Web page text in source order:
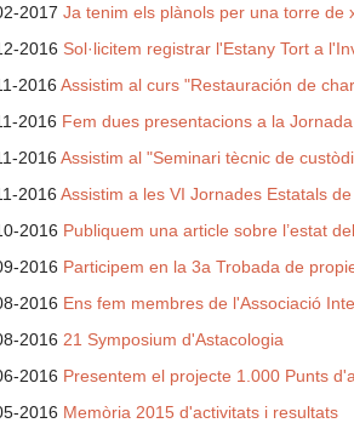
2017 Ja tenim els plànols per una torre de
2016 Sol·licitem registrar l'Estany Tort a
2016 Assistim al curs "Restauración de
2016 Fem dues presentacions a la
2016 Assistim al "Seminari tècnic de
2016 Assistim a les VI Jornades Estatals
2016 Publiquem una article sobre l’estat
2016 Participem en la 3a Trobada de
2016 Ens fem membres de l'Associació
2016 21 Symposium d'Astacologia
2016 Presentem el projecte 1.000 Punts
2016 Memòria 2015 d'activitats i resultats